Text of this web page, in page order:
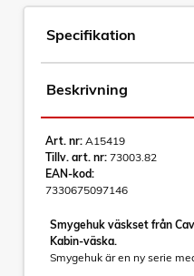
Specifikation
Beskrivning
Art. nr: A15419
Tillv. art. nr: 73003.82
EAN-kod:
7330675097146
Smygehuk väskset från
Kabin-väska.
Smygehuk är en ny serie